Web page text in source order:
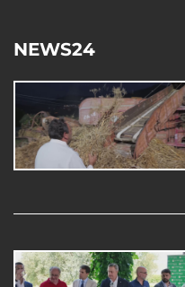
NEWS24